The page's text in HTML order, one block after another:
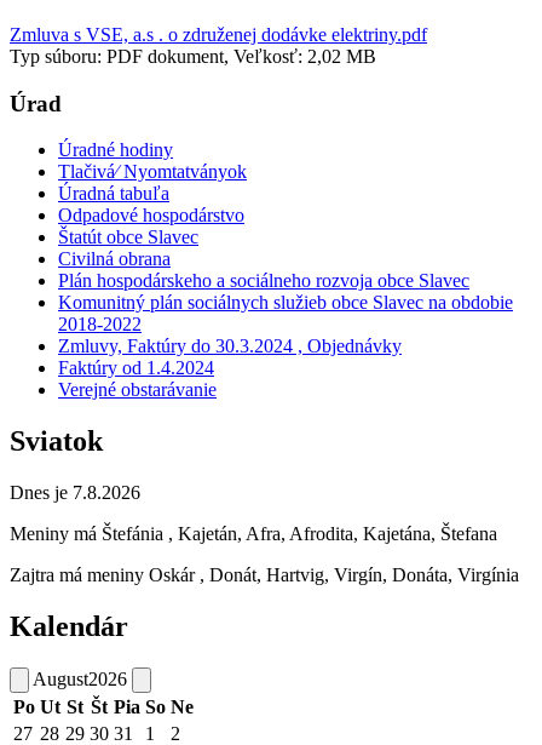
Zmluva s VSE, a.s . o združenej dodávke elektriny.pdf
Typ súboru: PDF dokument, Veľkosť: 2,02 MB
Úrad
Úradné hodiny
Tlačivá⁄ Nyomtatványok
Úradná tabuľa
Odpadové hospodárstvo
Štatút obce Slavec
Civilná obrana
Plán hospodárskeho a sociálneho rozvoja obce Slavec
Komunitný plán sociálnych služieb obce Slavec na obdobie
2018-2022
Zmluvy, Faktúry do 30.3.2024 , Objednávky
Faktúry od 1.4.2024
Verejné obstarávanie
Sviatok
Dnes je 7.8.2026
Meniny má Štefánia , Kajetán, Afra, Afrodita, Kajetána, Štefana
Zajtra má meniny Oskár , Donát, Hartvig, Virgín, Donáta, Virgínia
Kalendár
August2026
Po Ut St Št Pia So Ne
27 28 29 30 31 1
2